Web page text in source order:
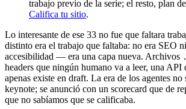
trabajo previo de la serie; el resto, plan
Califica tu sitio.
Lo interesante de ese 33 no fue que faltara
distinto era el trabajo que faltaba: no era SEO
accesibilidad — era una capa nueva. Archivos
headers que ningún humano va a leer, una API
apenas existe en draft. La era de los agentes no
keynote; se anunció con un scorecard que de
que no sabíamos que se calificaba.